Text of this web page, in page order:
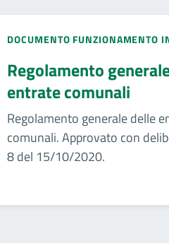
DOCUMENTO FUNZIONAMENTO
Regolamento
entrate comunali
Regolamento generale delle
comunali. Approvato con
8 del 15/10/2020.